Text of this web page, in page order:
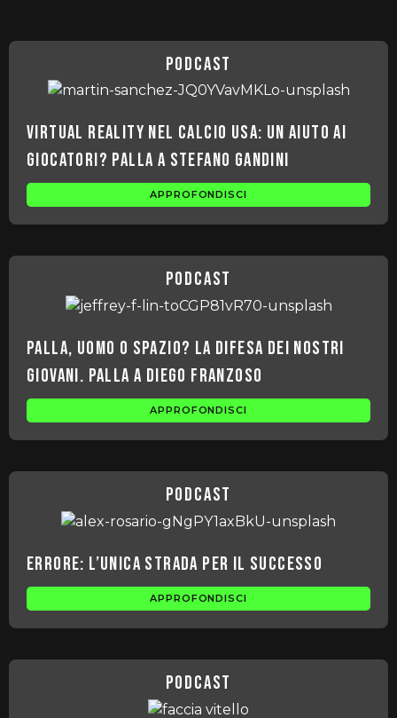
podcast
Virtual Reality nel Calcio USA: un Aiuto ai
Giocatori? Palla a Stefano Gandini
APPROFONDISCI
podcast
Palla, Uomo o Spazio? la difesa dei nostri
Giovani. Palla a Diego Franzoso
APPROFONDISCI
podcast
Errore: l’unica strada per il Successo
APPROFONDISCI
podcast